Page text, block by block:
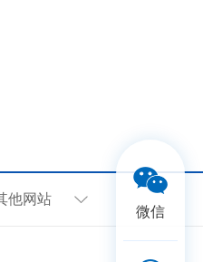
他网站
微信